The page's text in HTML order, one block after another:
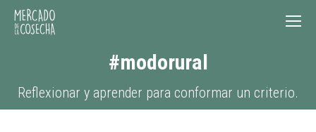
#modorural
Reflexionar y aprender para conformar un criterio.